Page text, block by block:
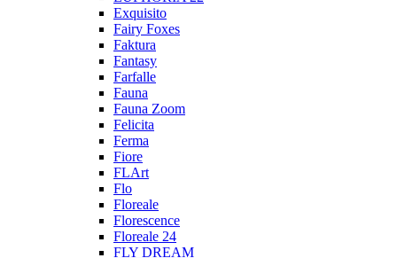
Exquisito
Fairy Foxes
Faktura
Fantasy
Farfalle
Fauna
Fauna Zoom
Felicita
Ferma
Fiore
FLArt
Flo
Floreale
Florescence
Floreale 24
FLY DREAM